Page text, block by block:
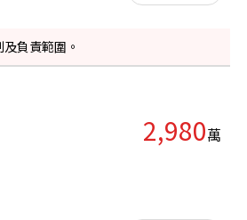
負責範圍。
2,980萬